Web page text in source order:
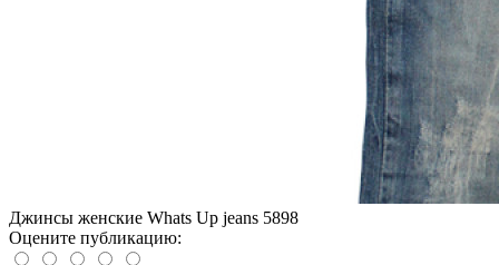
Джинсы женские Whats Up jeans 5898
Оцените публикацию: